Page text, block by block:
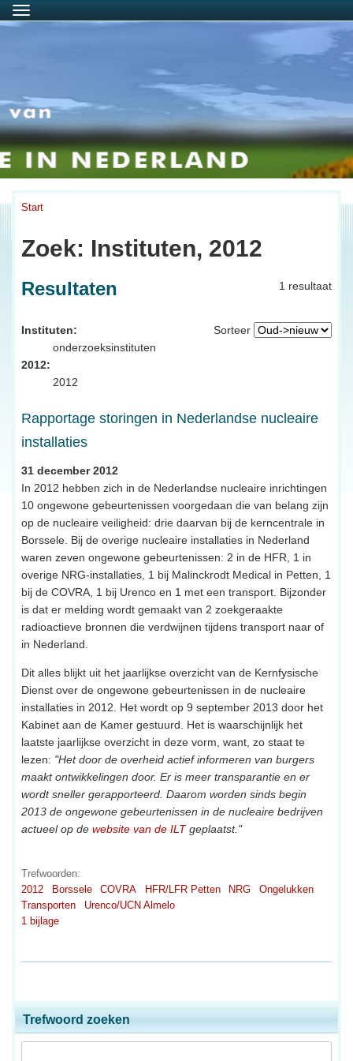
Menu
Start
Zoek: Instituten, 2012
1 resultaat
Resultaten
Sorteer
Instituten:
onderzoeksinstituten
2012:
2012
Rapportage storingen in Nederlandse nucleaire
installaties
31 december 2012
In 2012 hebben zich in de Nederlandse nucleaire inrichtingen
10 ongewone gebeurtenissen voorgedaan die van belang zijn
op de nucleaire veiligheid: drie daarvan bij de kerncentrale in
Borssele. Bij de overige nucleaire installaties in Nederland
waren zeven ongewone gebeurtenissen: 2 in de HFR, 1 in
overige NRG-installaties, 1 bij Malinckrodt Medical in Petten, 1
bij de COVRA, 1 bij Urenco en 1 met een transport. Bijzonder
is dat er melding wordt gemaakt van 2 zoekgeraakte
radioactieve bronnen die verdwijnen tijdens transport naar of
in Nederland.
Dit alles blijkt uit het jaarlijkse overzicht van de Kernfysische
Dienst over de ongewone gebeurtenissen in de nucleaire
installaties in 2012. Het wordt op 9 september 2013 door het
Kabinet aan de Kamer gestuurd. Het is waarschijnlijk het
laatste jaarlijkse overzicht in deze vorm, want, zo staat te
lezen: "Het door de overheid actief informeren van burgers
maakt ontwikkelingen door. Er is meer transparantie en er
wordt sneller gerapporteerd. Daarom worden sinds begin
2013 de ongewone gebeurtenissen in de nucleaire bedrijven
actueel op de website van de ILTgeplaatst."
Trefwoorden:
2012
Borssele COVRA HFR/LFR Petten NRG
Ongelukken
Transporten
Urenco/UCN Almelo
1 bijlage
Trefwoord zoeken